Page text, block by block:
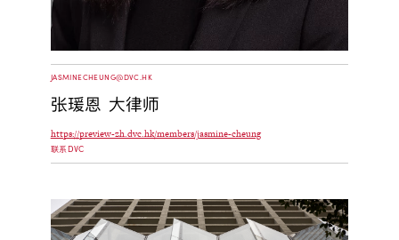
JASMINECHEUNG@DVC.HK
张瑗恩 大律师
https://preview-zh.dvc.hk/members/jasmine-cheung
联系DVC